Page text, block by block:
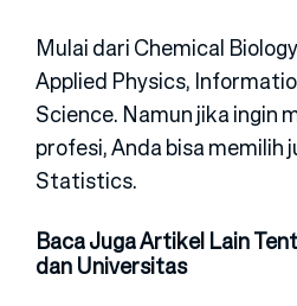
Mulai dari Chemical
Applied Physics,
Science. Namun jika ingin
profesi, Anda bisa memilih
Statistics.
Baca Juga Artikel Lain
dan Universitas